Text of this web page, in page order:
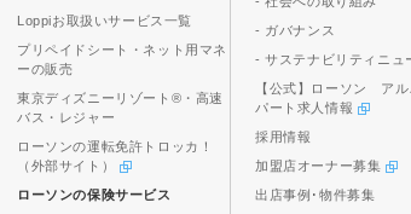
Loppiお取扱いサービス一覧
プリペイドシート・ネット用マネ
ーの販売
東京ディズニーリゾート®・高速
バス・レジャー
ローソンの運転免許トロッカ！
（外部サイト）
ローソンの保険サービス
- ガバナンス
- サステナビリティニュ
【公式】ローソン アル
パート求人情報
採用情報
加盟店オーナー募集
出店事例･物件募集